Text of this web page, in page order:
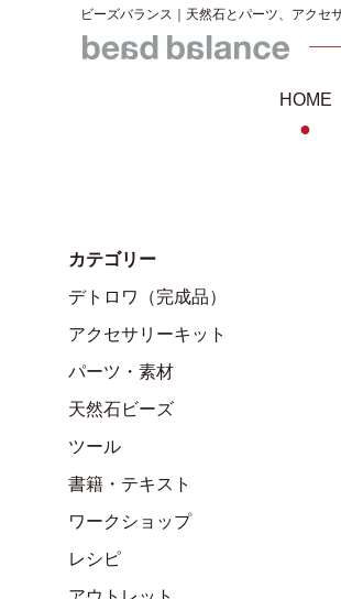
ビーズバランス｜天然石とパーツ、アクセ
HOME
●
カテゴリー
デトロワ（完成品）
アクセサリーキット
パーツ・素材
天然石ビーズ
ツール
書籍・テキスト
ワークショップ
レシピ